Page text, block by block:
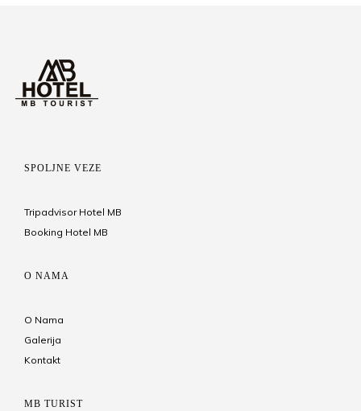
SPOLJNE VEZE
Tripadvisor Hotel MB
Booking Hotel MB
O NAMA
O Nama
Galerija
Kontakt
MB TURIST